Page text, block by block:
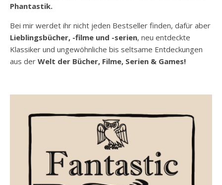
Phantastik.
Bei mir werdet ihr nicht jeden Bestseller finden, dafür aber
Lieblingsbücher, -filme und -serien, neu entdeckte
Klassiker und ungewöhnliche bis seltsame Entdeckungen
aus der Welt der Bücher, Filme, Serien & Games!